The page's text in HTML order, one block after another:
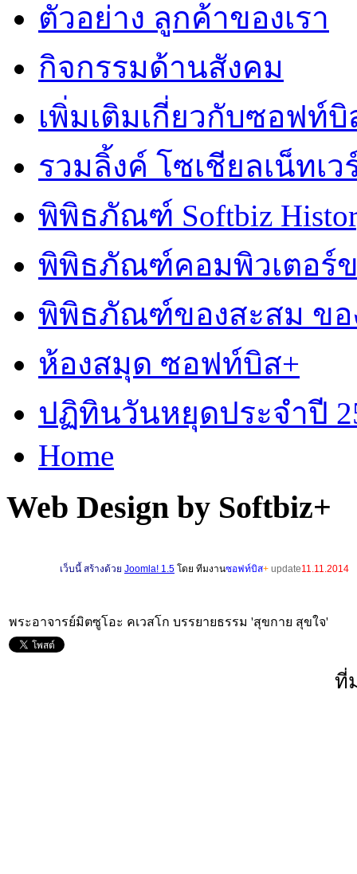
ตัวอย่าง ลูกค้าของเรา
กิจกรรมด้านสังคม
เพิ่มเติมเกี่ยวกับซอฟท์บิ
รวมลิ้งค์ โซเชียลเน็ทเว
พิพิธภัณฑ์ Softbiz
พิพิธภัณฑ์คอมพิวเตอร์
พิพิธภัณฑ์ของสะสม ขอ
ห้องสมุด ซอฟท์บิส+
ปฏิทินวันหยุดประจำปี
Home
Web Design by Softbiz+
เว็บนี้ สร้างด้วย Joomla! 1.5 โดย ทีมงานซอฟท์บิส+ update11.11.2014
พระอาจารย์มิตซูโอะ คเวสโก บรรยายธรรม 'สุขกาย สุขใจ'
ที่